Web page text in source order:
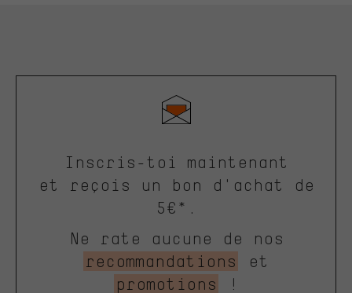
Inscris-toi maintenant
et reçois un bon d'achat de
5€*.
Ne rate aucune de nos
recommandations
et
promotions
!